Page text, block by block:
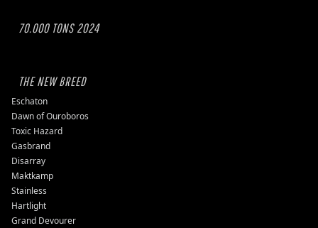
70.000 TONS 2024
THE NEW BREED
Eschaton
Dawn of Ouroboros
Toxic Hazard
Gasbrand
Disarray
Maktkamp
Stainless
Hartlight
Grand Devourer